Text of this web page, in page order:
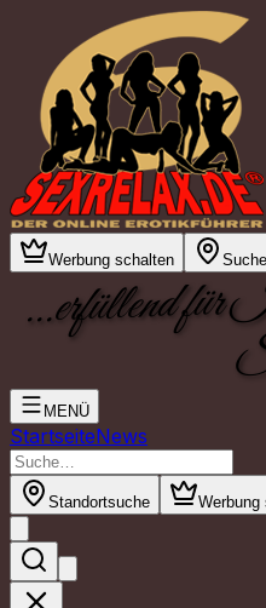
Werbung schalten
...erfüllend für
MENÜ
StartseiteNews
Standortsuche Werbung